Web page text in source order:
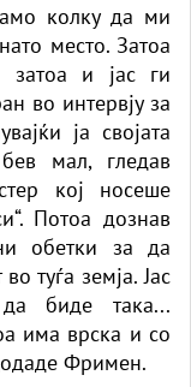
колку да ми
место. Затоа
затоа и јас ги
во интервју за
ја својата
мал, гледав
кој носеше
Потоа дознав
обетки за да
туѓа земја. Јас
биде така...
има врска и со
Фримен.